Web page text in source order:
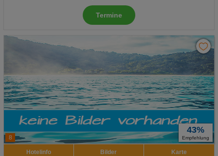
Termine
8
43%
Empfehlung
Hotelinfo Bilder Karte